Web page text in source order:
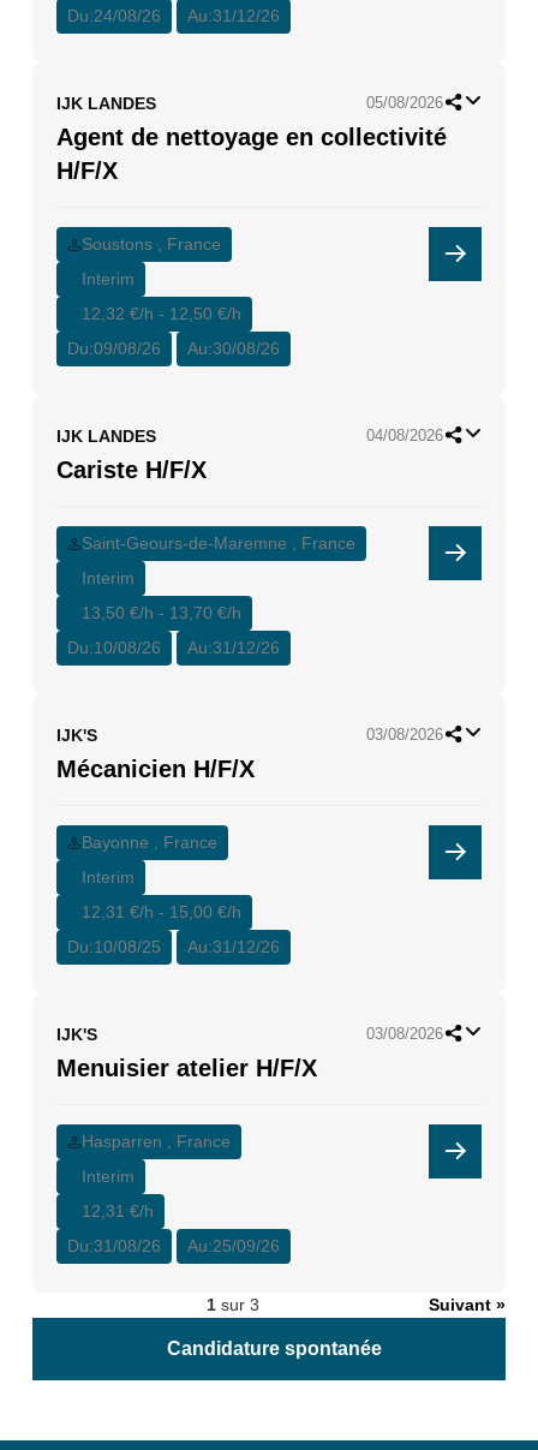
Du:24/08/26 Au:31/12/26
IJK LANDES 05/08/2026
Agent de nettoyage en collectivité
H/F/X
Soustons , France
Interim
12,32 €/h - 12,50 €/h
Du:09/08/26 Au:30/08/26
IJK LANDES 04/08/2026
Cariste H/F/X
Saint-Geours-de-Maremne , France
Interim
13,50 €/h - 13,70 €/h
Du:10/08/26 Au:31/12/26
IJK'S 03/08/2026
Mécanicien H/F/X
Bayonne , France
Interim
12,31 €/h - 15,00 €/h
Du:10/08/25 Au:31/12/26
IJK'S 03/08/2026
Menuisier atelier H/F/X
Hasparren , France
Interim
12,31 €/h
Du:31/08/26 Au:25/09/26
1 sur 3 Suivant »
Candidature spontanée